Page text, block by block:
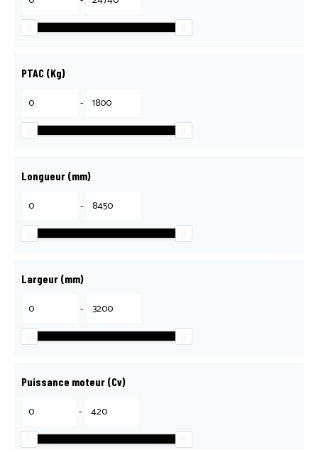
PTAC (Kg)
-
Longueur (mm)
-
Largeur (mm)
-
Puissance moteur (Cv)
-